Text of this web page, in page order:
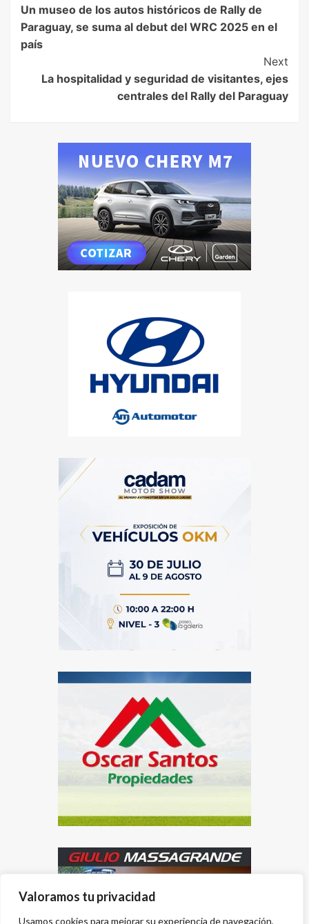
Valoramos tu privacidad
Usamos cookies para mejorar su experiencia de navegación,
Un museo de los autos históricos de Rally de
Paraguay, se suma al debut del WRC 2025 en el
país
Next
La hospitalidad y seguridad de visitantes, ejes
centrales del Rally del Paraguay